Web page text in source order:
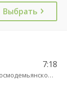
Выбрать
7:18
Памятник А.Космодемьянскому(Балтийское шоссе) трасса